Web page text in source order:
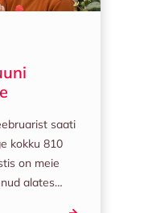
saati
kokku 810
on meie
alates…